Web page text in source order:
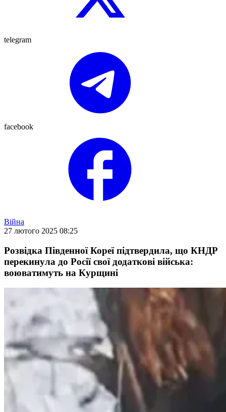
telegram
facebook
Війна
27 лютого 2025 08:25
Розвідка Південної Кореї підтвердила, що КНДР
перекинула до Росії свої додаткові війська:
воюватимуть на Курщині